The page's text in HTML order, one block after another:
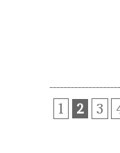
1 2 3